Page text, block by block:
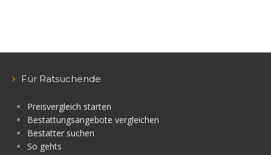
Für Ratsuchende
Preisvergleich starten
Bestattungsangebote vergleichen
Bestatter suchen
So gehts